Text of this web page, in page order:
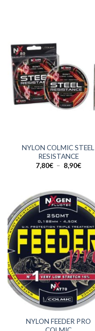
NYLON COLMIC STEEL
RESISTANCE
7,80€ – 8,90€Plage
8,90€
NYLON FEEDER PRO